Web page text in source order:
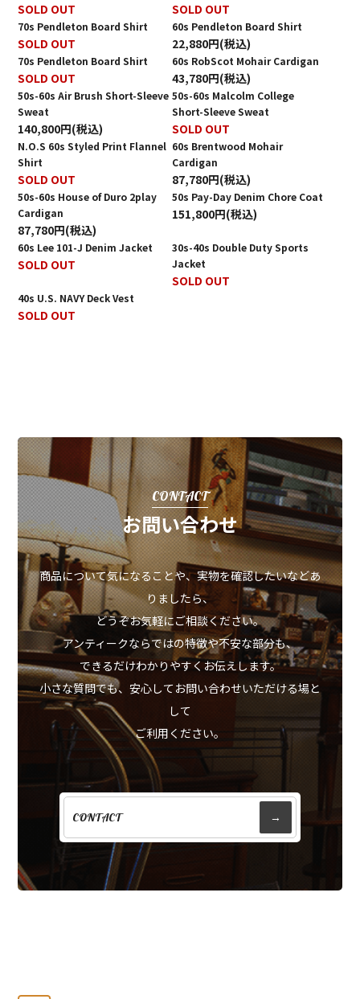
SOLD OUT SOLD OUT
70s Pendleton Board Shirt
SOLD OUT
60s Pendleton Board Shirt
22,880円(税込)
70s Pendleton Board Shirt
SOLD OUT
60s RobScot Mohair Cardigan
43,780円(税込)
50s-60s Air Brush Short-Sleeve
Sweat
140,800円(税込)
50s-60s Malcolm College
Short-Sleeve Sweat
SOLD OUT
N.O.S 60s Styled Print Flannel
Shirt
SOLD OUT
60s Brentwood Mohair
Cardigan
87,780円(税込)
50s-60s House of Duro 2play
Cardigan
87,780円(税込)
50s Pay-Day Denim Chore Coat
151,800円(税込)
60s Lee 101-J Denim Jacket
SOLD OUT
30s-40s Double Duty Sports
Jacket
SOLD OUT
40s U.S. NAVY Deck Vest
SOLD OUT
CONTACT
お問い合わせ
商品について気になることや、実物を確認したいなどあ
りましたら、
どうぞお気軽にご相談ください。
アンティークならではの特徴や不安な部分も、
できるだけわかりやすくお伝えします。
小さな質問でも、安心してお問い合わせいただける場と
して
ご利用ください。
CONTACT →